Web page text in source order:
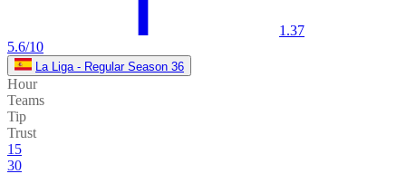
1.37
5.6/10
La Liga - Regular Season 36
Hour
Teams
Tip
Trust
15
30